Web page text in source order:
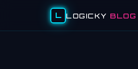
L LOGICKY BLOG